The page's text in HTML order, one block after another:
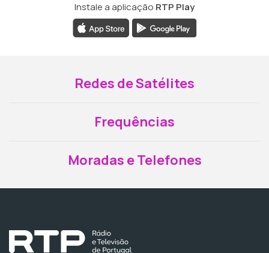
Instale a aplicação RTP Play
Redes de Satélites
Frequências
Moradas e Telefones